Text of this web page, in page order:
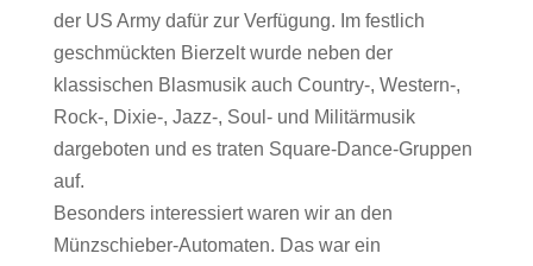
der US Army dafür zur Verfügung. Im festlich
geschmückten Bierzelt wurde neben der
klassischen Blasmusik auch Country-, Western-,
Rock-, Dixie-, Jazz-, Soul- und Militärmusik
dargeboten und es traten Square-Dance-Gruppen
auf.
Besonders interessiert waren wir an den
Münzschieber-Automaten. Das war ein